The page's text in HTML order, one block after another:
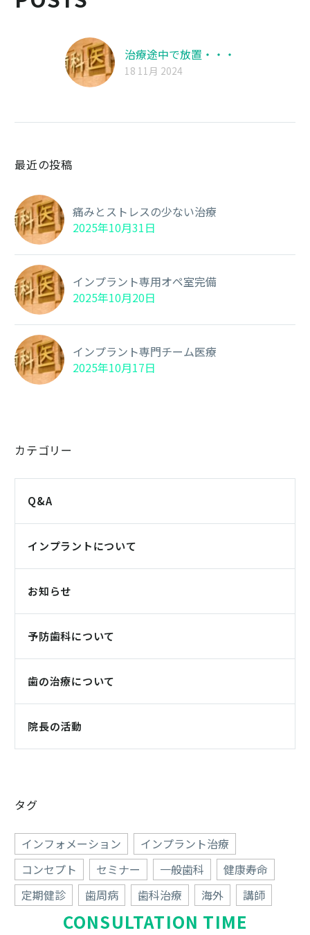
治療途中で放置・・・
18 11月 2024
最近の投稿
痛みとストレスの少ない治療
2025年10月31日
インプラント専用オペ室完備
2025年10月20日
インプラント専門チーム医療
2025年10月17日
カテゴリー
Q&A
インプラントについて
お知らせ
予防歯科について
歯の治療について
院長の活動
タグ
インフォメーション
インプラント治療
コンセプト
セミナー 一般歯科
健康寿命
定期健診
歯周病 歯科治療 海外 講師
CONSULTATION TIME